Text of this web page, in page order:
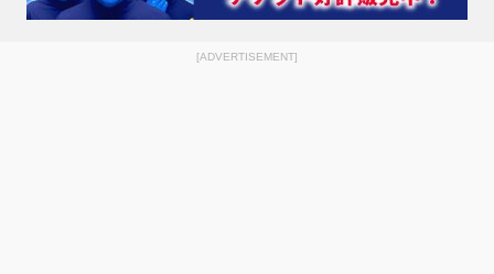
[ADVERTISEMENT]